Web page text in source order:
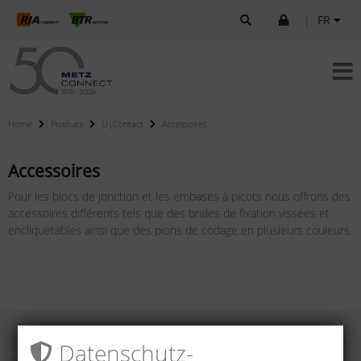
FR
Home Produits U|Contact Accessoires
Accessoires
Pour les blocs de jonction et les embases à picots nous offrons des
accessoires différents tels que des brides de fixation vissées et
encliquetables ainsi que des pions de codage en plusieurs couleurs.
Datenschutz­